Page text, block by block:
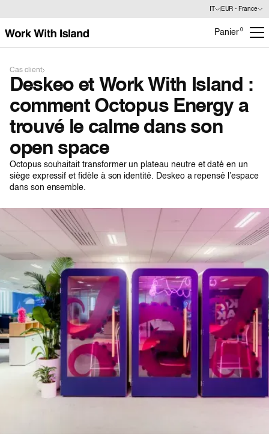
EUR - France
Panier 0
Cas client
Deskeo et Work With Island :
comment Octopus Energy a
trouvé le calme dans son
open space
Octopus souhaitait transformer un plateau neutre et daté en un
siège expressif et fidèle à son identité. Deskeo a repensé l’espace
dans son ensemble.